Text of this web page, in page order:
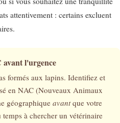
attentivement : certains excluent
l'urgence
formés aux lapins. Identifiez et
en NAC (Nouveaux Animaux
géographique avantque votre
à chercher un vétérinaire